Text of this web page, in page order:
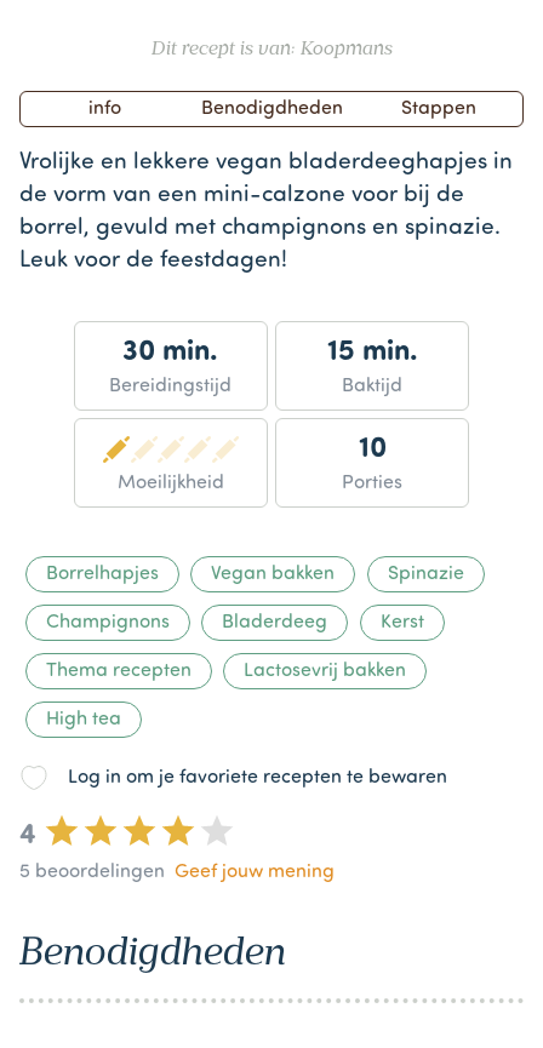
Dit recept is van: Koopmans
info Benodigdheden Stappen
Vrolijke en lekkere vegan bladerdeeghapjes in
de vorm van een mini-calzone voor bij de
borrel, gevuld met champignons en spinazie.
Leuk voor de feestdagen!
30 min.
Bereidingstijd
15 min.
Baktijd
Moeilijkheid
10
Porties
Borrelhapjes Vegan bakken Spinazie
Champignons Bladerdeeg Kerst
Thema recepten Lactosevrij bakken
High tea
Log in om je favoriete recepten te bewaren
4
5 beoordelingen Geef jouw mening
Benodigdheden